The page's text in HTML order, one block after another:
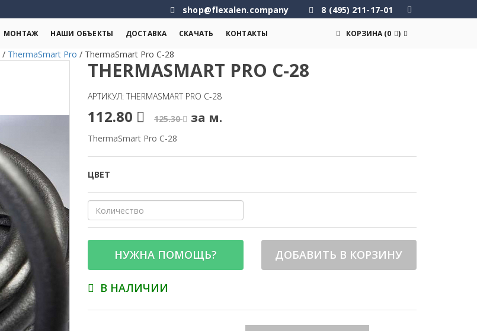
shop@flexalen.company 8 (495) 211-17-01
МОНТАЖ НАШИ ОБЪЕКТЫ ДОСТАВКА СКАЧАТЬ КОНТАКТЫ КОРЗИНА (0 )
/ ThermaSmart Pro / ThermaSmart Pro C-28
THERMASMART PRO C-28
АРТИКУЛ: THERMASMART PRO C-28
112.80 125.30 за м.
ThermaSmart Pro C-28
ЦВЕТ
НУЖНА ПОМОЩЬ? ДОБАВИТЬ В КОРЗИНУ
В НАЛИЧИИ